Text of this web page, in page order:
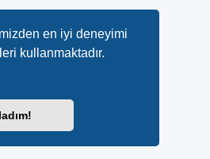
en iyi deneyimi
kullanmaktadır.